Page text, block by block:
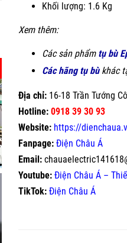
Khối lượng: 1.6 Kg
Xem thêm:
Các sản phẩm tụ bù
Các hãng tụ bùkhác
Địa chỉ: 16-18 Trần Tướng
Hotline: 0918 39 30 93
Website: https://
Fanpage: Điện Châu Á
Email:
Youtube: Điện Châu Á –
TikTok: Điện Châu Á